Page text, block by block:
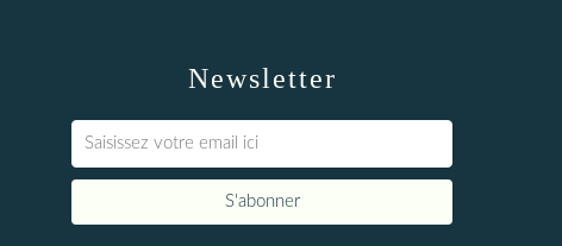
Newsletter